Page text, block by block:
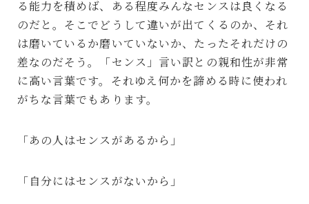
る能力を積めば、ある程度みんなセンスは良くなる
のだと。そこでどうして違いが出てくるのか、それ
は磨いているか磨いていないか、たったそれだけの
差なのだそう。「センス」言い訳との親和性が非常
に高い言葉です。それゆえ何かを諦める時に使われ
がちな言葉でもあります。
「あの人はセンスがあるから」
「自分にはセンスがないから」